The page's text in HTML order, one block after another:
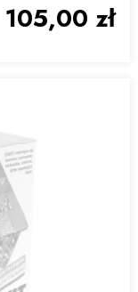
105,00 zł